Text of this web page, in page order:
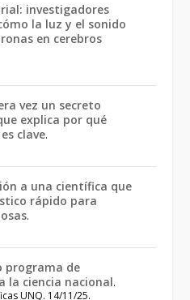
investigadores
la luz y el sonido
en cerebros
vez un secreto
explica por qué
clave.
a una científica que
rápido para
.
programa de
la ciencia nacional.
UNQ. 14/11/25.